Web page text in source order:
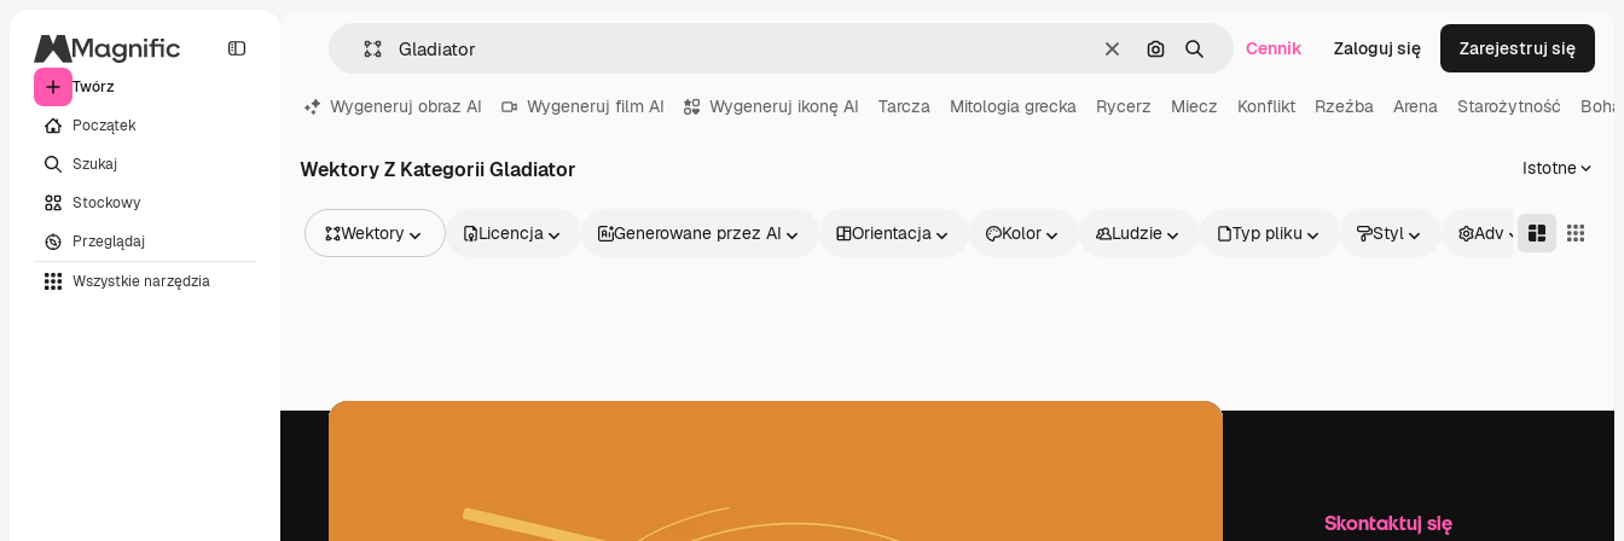
Twórz
Początek
Szukaj
Stockowy
Przeglądaj
Wszystkie narzędzia
WyczyśćSzukaj według obrazu
SzukajCennik Zaloguj się Zarejestruj się
Wygeneruj obraz AI Wygeneruj film AI Wygeneruj ikonę AI Tarcza Mitologia grecka Rycerz Miecz Konflikt Rzeźba Arena Starożytność
Wektory Z Kategorii Gladiator Istotne
Wektory
Filmy
Licencja Generowane przez AI Orientacja Kolor Ludzie Typ pliku Styl Adv
Produkty Skontaktuj się